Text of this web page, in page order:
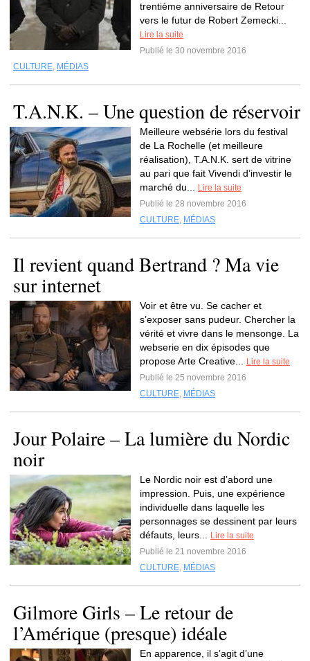
trentième anniversaire de Retour
vers le futur de Robert Zemecki...
Lire la suite
Publié le 30 novembre 2016
CULTURE, MÉDIAS
T.A.N.K. – Une question de réservoir
Meilleure websérie lors du festival
de La Rochelle (et meilleure
réalisation), T.A.N.K. sert de vitrine
au pari que fait Vivendi d’investir le
marché du...
Lire la suite
Publié le 28 novembre 2016
CULTURE, MÉDIAS
Il revient quand Bertrand ? Ma vie
sur internet
Voir et être vu. Se cacher et
s’exposer sans pudeur. Chercher la
vérité et vivre dans le mensonge. La
webserie en dix épisodes que
propose Arte Creative...
Lire la suite
Publié le 25 novembre 2016
CULTURE, MÉDIAS
Jour Polaire – La lumière du Nordic
noir
Le Nordic noir est d’abord une
impression. Puis, une expérience
individuelle dans laquelle les
personnages se dessinent par leurs
défauts, leurs...
Lire la suite
Publié le 21 novembre 2016
CULTURE, MÉDIAS
Gilmore Girls – Le retour de
l’Amérique (presque) idéale
En apparence, il s’agit d’une